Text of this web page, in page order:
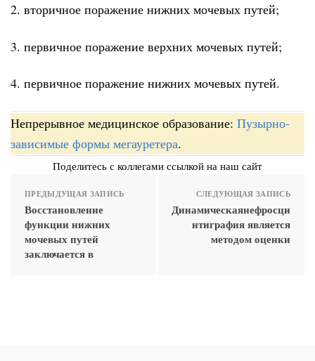
2. вторичное поражение нижних мочевых путей;
3. первичное поражение верхних мочевых путей;
4. первичное поражение нижних мочевых путей.
Непрерывное медицинское образование: Пузырно-
зависимые формы мегауретера.
Поделитесь с коллегами ссылкой на наш сайт
ПРЕДЫДУЩАЯ ЗАПИСЬ
Восстановление
функции нижних
мочевых путей
заключается в
СЛЕДУЮЩАЯ ЗАПИСЬ
Динамическаянефросци
нтиграфия является
методом оценки